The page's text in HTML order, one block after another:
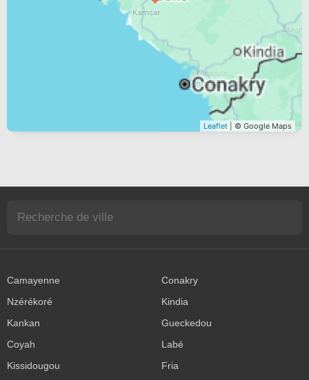
Leaflet | © Google Maps
Camayenne
Conakry
Nzérékoré
Kindia
Kankan
Gueckedou
Coyah
Labé
Kissidougou
Fria